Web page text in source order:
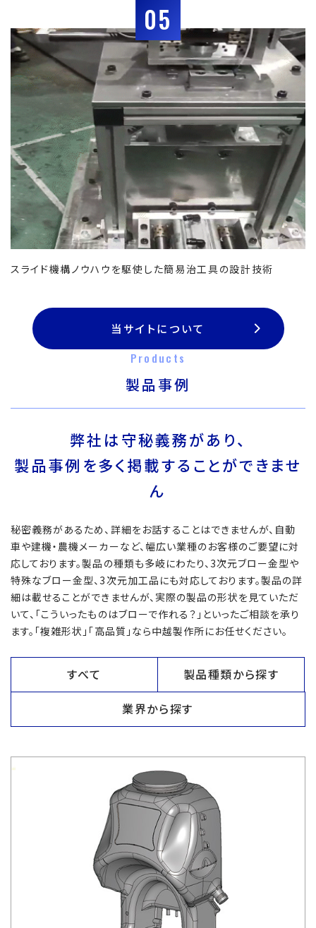
05
スライド機構ノウハウを駆使した簡易治工具の設計技術
当サイトについて
Products
製品事例
弊社は守秘義務があり、
製品事例を多く掲載することができませ
ん
秘密義務があるため、詳細をお話することはできませんが、自動
車や建機・農機メーカーなど、幅広い業種のお客様のご要望に対
応しております。製品の種類も多岐にわたり、3次元ブロー金型や
特殊なブロー金型、3次元加工品にも対応しております。製品の詳
細は載せることができませんが、実際の製品の形状を見ていただ
いて、「こういったものはブローで作れる？」といったご相談を承り
ます。「複雑形状」「高品質」なら中越製作所にお任せください。
すべて 製品種類から探す
業界から探す